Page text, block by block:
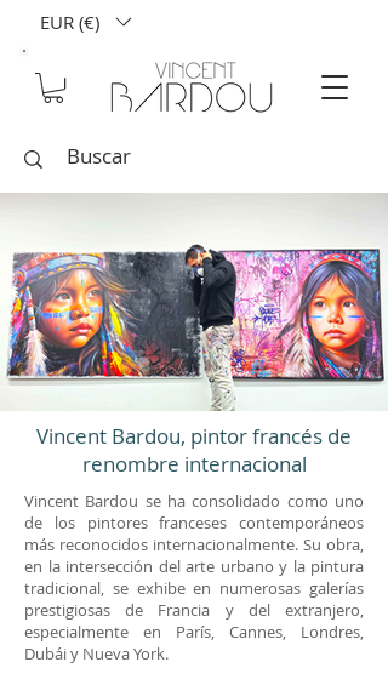
EUR (€)
Vincent Bardou, pintor francés de
renombre internacional
Vincent Bardou se ha consolidado como uno
de los pintores franceses contemporáneos
más reconocidos internacionalmente. Su obra,
en la intersección del arte urbano y la pintura
tradicional, se exhibe en numerosas galerías
prestigiosas de Francia y del extranjero,
especialmente en París, Cannes, Londres,
Dubái y Nueva York.